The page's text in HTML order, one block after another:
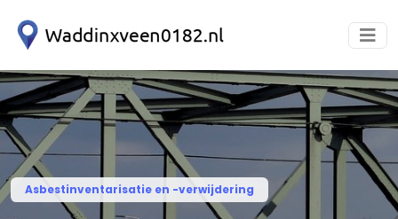
Asbestinventarisatie en -verwijdering